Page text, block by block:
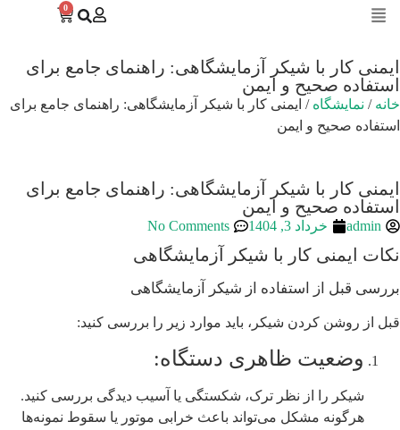
0
ایمنی کار با شیکر آزمایشگاهی: راهنمای جامع برای
استفاده صحیح و ایمن
خانه / نمایشگاه / ایمنی کار با شیکر آزمایشگاهی: راهنمای جامع برای
استفاده صحیح و ایمن
ایمنی کار با شیکر آزمایشگاهی: راهنمای جامع برای
استفاده صحیح و ایمن
admin خرداد 3, 1404 No Comments
نکات ایمنی کار با شیکر آزمایشگاهی
بررسی قبل از استفاده از شیکر آزمایشگاهی
قبل از روشن کردن شیکر، باید موارد زیر را بررسی کنید:
وضعیت ظاهری دستگاه:
شیکر را از نظر ترک، شکستگی یا آسیب دیدگی بررسی کنید.
هرگونه مشکل می‌تواند باعث خرابی موتور یا سقوط نمونه‌ها